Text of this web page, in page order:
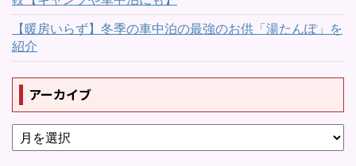
【暖房いらず】冬季の車中泊の最強のお供「湯たんぽ」を
紹介
アーカイブ